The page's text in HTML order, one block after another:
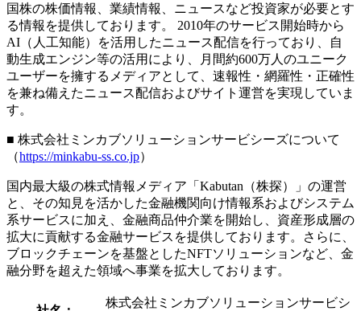
国株の株価情報、業績情報、ニュースなど投資家が必要とす
る情報を提供しております。 2010年のサービス開始時から
AI（人工知能）を活用したニュース配信を行っており、自
動生成エンジン等の活用により、月間約600万人のユニーク
ユーザーを擁するメディアとして、速報性・網羅性・正確性
を兼ね備えたニュース配信およびサイト運営を実現していま
す。
■ 株式会社ミンカブソリューションサービシーズについて
（https://minkabu-ss.co.jp）
国内最大級の株式情報メディア「Kabutan（株探）」の運営
と、その知見を活かした金融機関向け情報系およびシステム
系サービスに加え、金融商品仲介業を開始し、資産形成層の
拡大に貢献する金融サービスを提供しております。さらに、
ブロックチェーンを基盤としたNFTソリューションなど、金
融分野を超えた領域へ事業を拡大しております。
株式会社ミンカブソリューションサービシ